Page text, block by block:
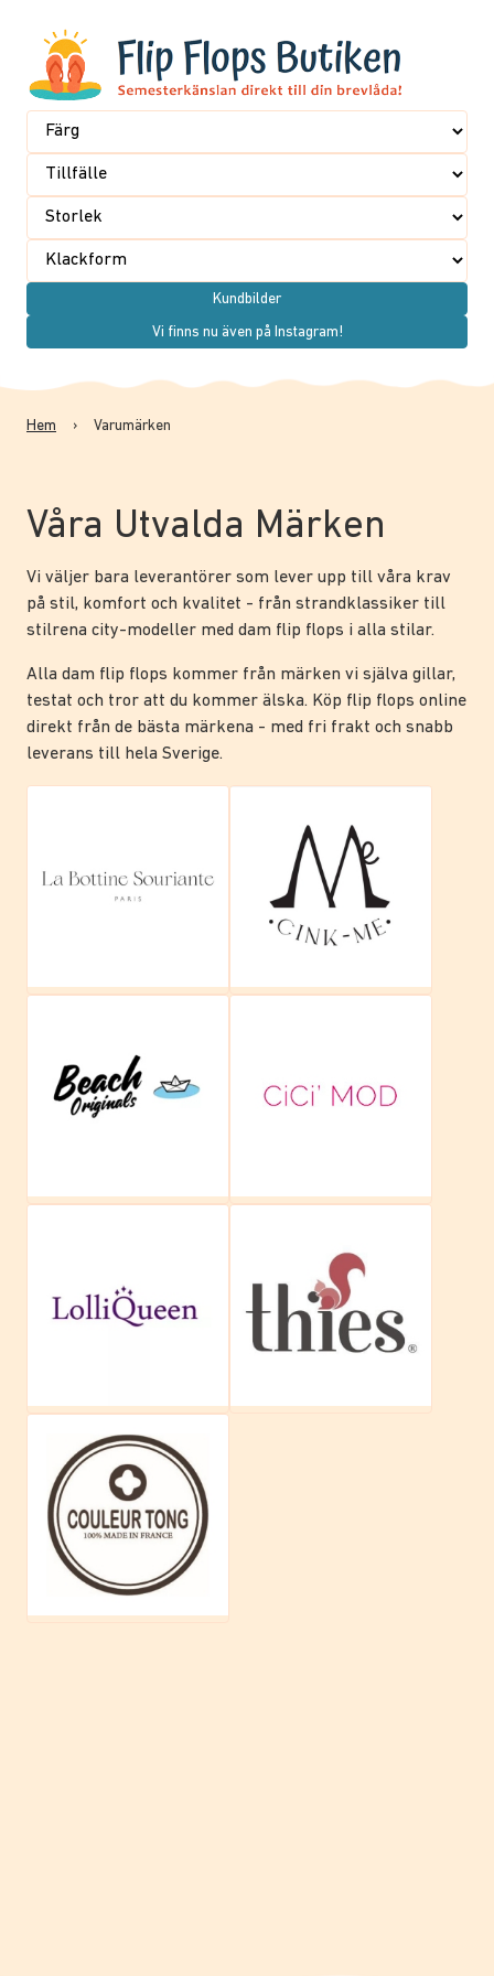
Kundbilder
Vi finns nu även på Instagram!
Hem › Varumärken
Våra Utvalda Märken
Vi väljer bara leverantörer som lever upp till våra krav
på stil, komfort och kvalitet - från strandklassiker till
stilrena city-modeller med dam flip flops i alla stilar.
Alla dam flip flops kommer från märken vi själva gillar,
testat och tror att du kommer älska. Köp flip flops online
direkt från de bästa märkena - med fri frakt och snabb
leverans till hela Sverige.